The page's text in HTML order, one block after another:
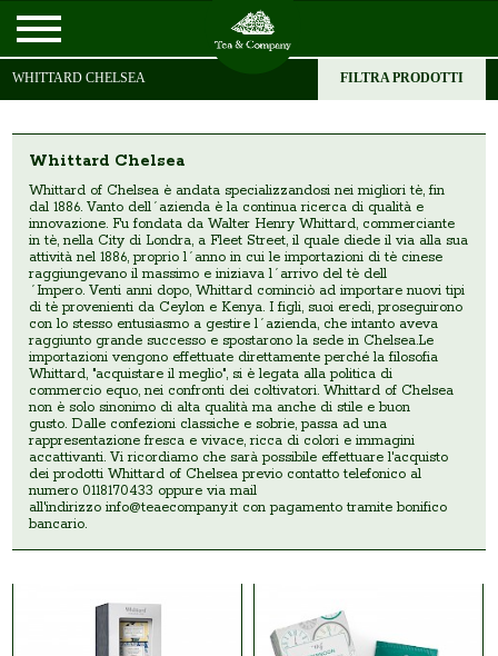
WHITTARD CHELSEA FILTRA PRODOTTI
Whittard Chelsea
Whittard of Chelsea è andata specializzandosi nei migliori tè, fin
dal 1886. Vanto dell´azienda è la continua ricerca di qualità e
innovazione. Fu fondata da Walter Henry Whittard, commerciante
in tè, nella City di Londra, a Fleet Street, il quale diede il via alla sua
attività nel 1886, proprio l´anno in cui le importazioni di tè cinese
raggiungevano il massimo e iniziava l´arrivo del tè dell
´Impero. Venti anni dopo, Whittard cominciò ad importare nuovi tipi
di tè provenienti da Ceylon e Kenya. I figli, suoi eredi, proseguirono
con lo stesso entusiasmo a gestire l´azienda, che intanto aveva
raggiunto grande successo e spostarono la sede in Chelsea.Le
importazioni vengono effettuate direttamente perché la filosofia
Whittard, "acquistare il meglio", si è legata alla politica di
commercio equo, nei confronti dei coltivatori. Whittard of Chelsea
non è solo sinonimo di alta qualità ma anche di stile e buon
gusto. Dalle confezioni classiche e sobrie, passa ad una
rappresentazione fresca e vivace, ricca di colori e immagini
accattivanti. Vi ricordiamo che sarà possibile effettuare l'acquisto
dei prodotti Whittard of Chelsea previo contatto telefonico al
numero 0118170433 oppure via mail
all'indirizzoinfo@teaecompany.it con pagamento tramite bonifico
bancario.